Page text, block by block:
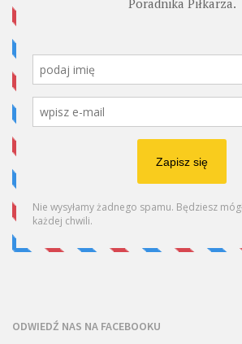
ODWIEDŹ NAS NA FACEBOOKU